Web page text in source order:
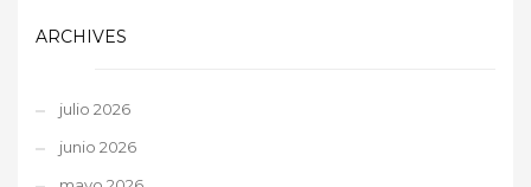
ARCHIVES
julio 2026
junio 2026